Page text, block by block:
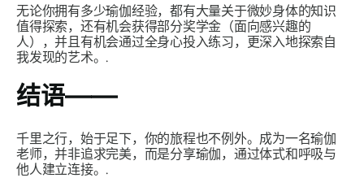
无论你拥有多少瑜伽经验，都有大量关于微妙身体的知识
值得探索，还有机会获得部分奖学金（面向感兴趣的
人），并且有机会通过全身心投入练习，更深入地探索自
我发现的艺术。.
结语——
千里之行，始于足下，你的旅程也不例外。成为一名瑜伽
老师，并非追求完美，而是分享瑜伽，通过体式和呼吸与
他人建立连接。.